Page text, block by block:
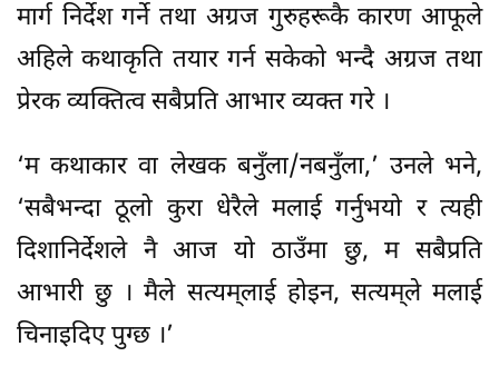
मार्ग निर्देश गर्ने तथा अग्रज गुरुहरूकै कारण आफूले
अहिले कथाकृति तयार गर्न सकेको भन्दै अग्रज तथा
प्रेरक व्यक्तित्व सबैप्रति आभार व्यक्त गरे ।
‘म कथाकार वा लेखक बनुँला/नबनुँला,’ उनले भने,
‘सबैभन्दा ठूलो कुरा धेरैले मलाई गर्नुभयो र त्यही
दिशानिर्देशले नै आज यो ठाउँमा छु, म सबैप्रति
आभारी छु । मैले सत्यम्‌लाई होइन, सत्यम्‌ले मलाई
चिनाइदिए पुग्छ ।’